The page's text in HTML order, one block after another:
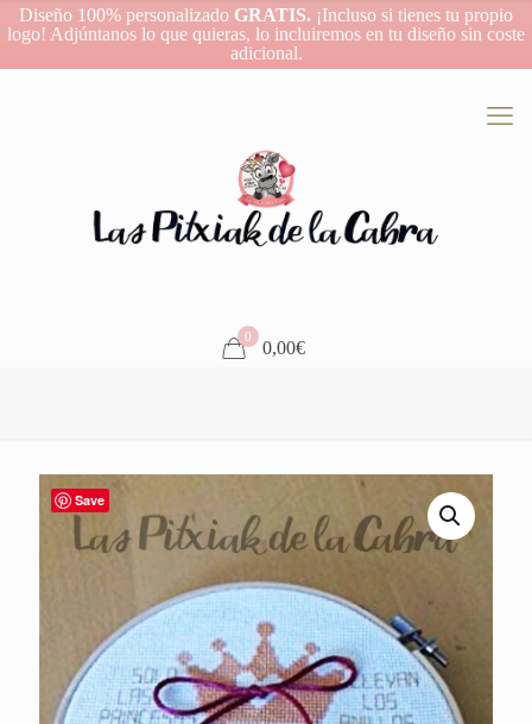
Diseño 100% personalizado GRATIS. ¡Incluso si tienes tu propio
logo! Adjúntanos lo que quieras, lo incluiremos en tu diseño sin coste
adicional.
0
0,00€
Save